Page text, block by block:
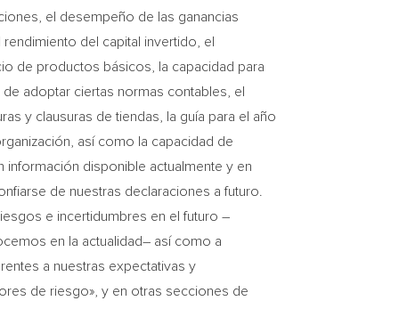
el desempeño de las ganancias
del capital invertido, el
de productos básicos, la capacidad para
adoptar ciertas normas contables, el
y clausuras de tiendas, la guía para el año
así como la capacidad de
disponible actualmente y en
de nuestras declaraciones a futuro.
e incertidumbres en el futuro –
en la actualidad– así como a
a nuestras expectativas y
de riesgo», y en otras secciones de